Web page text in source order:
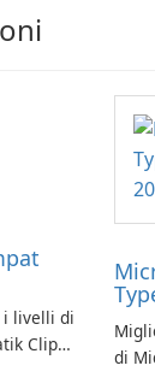
i livelli di
Clip
di